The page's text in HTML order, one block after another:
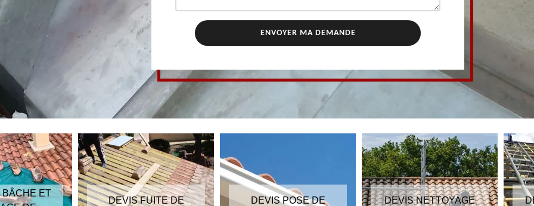
DEVIS FUITE DE
DEVIS POSE DE
DEVIS NETTOYAGE
DEVIS RÉPARATION